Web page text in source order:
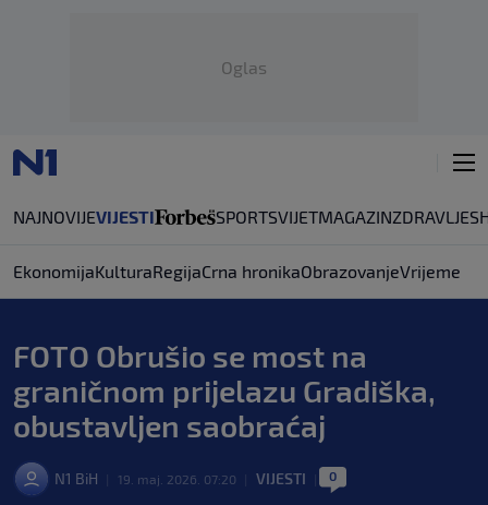
Oglas
NAJNOVIJEVIJESTI SPORTSVIJETMAGAZINZDRAVLJE
EkonomijaKulturaRegijaCrna hronikaObrazovanjeVrijeme
FOTO Obrušio se most na
graničnom prijelazu Gradiška,
obustavljen saobraćaj
N1 BiH 19. maj. 2026. 07:20 VIJESTI 0